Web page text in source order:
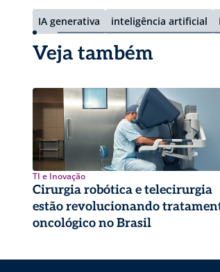
IA generativa inteligência artificial
Veja também
TI e Inovação
Cirurgia robótica e telecirurgia
estão revolucionando
oncológico no Brasil